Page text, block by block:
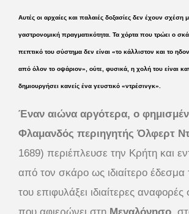
Αυτές οι αρχαίες και παλαιές δοξασίες δεν έχουν σχέση
γαστρονομική πραγματικότητα. Τα χόρτα που τρώει ο
πεπτικό του σύστημα δεν είναι «το κάλλιστον και το
από όλον το οψάριον», ούτε, φυσικά, η χολή του είναι
δημιουργήσει κανείς ένα γευστικό «ντρέσινγκ».
Έναν αιώνα αργότερα, ο
Φλαμανδός περιηγητής Όλφερτ
1689) περιέπλευσε την Κρήτη και
από τον σκάρο ως ιδιαίτερο
του επιφυλάξει ιδιαίτερες
που αφιερώνει στη Μεγαλόνησο ,